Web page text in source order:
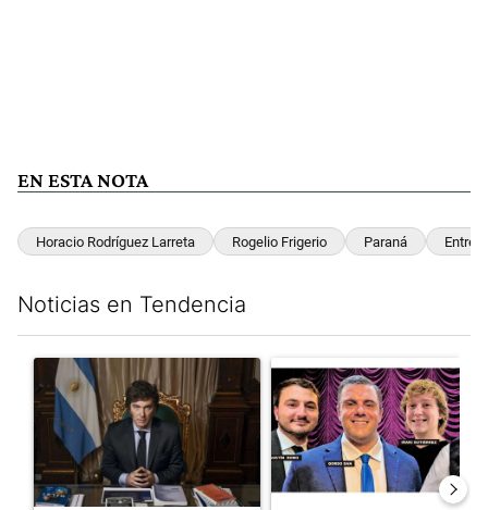
EN ESTA NOTA
Horacio Rodríguez Larreta Rogelio Frigerio Paraná Entre
Noticias en Tendencia
Un artículo de tendencia con el título "Milei, listo para 'atajar'
Un artículo de tendencia con